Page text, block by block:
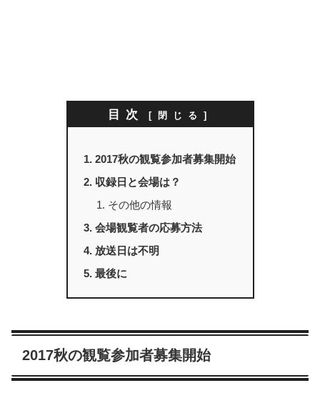
目次
2017秋の観覧参加者募集開始
収録日と会場は？
その他の情報
会場観覧者の応募方法
放送日は不明
最後に
2017秋の観覧参加者募集開始